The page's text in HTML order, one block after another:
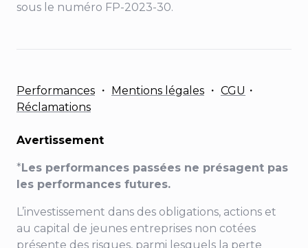
sous le numéro FP-2023-30.
Performances ・ Mentions légales ・ CGU ・
Réclamations
Avertissement
* Les performances passées ne présagent pas
les performances futures.
L’investissement dans des obligations, actions et
au capital de jeunes entreprises non cotées
présente des risques, parmi lesquels la perte